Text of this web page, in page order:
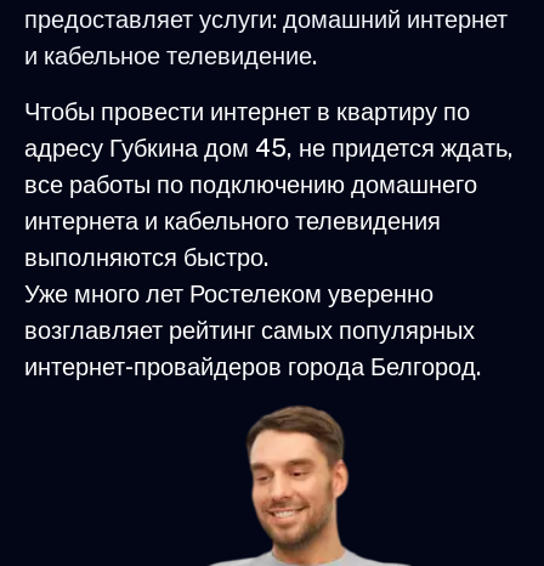
предоставляет услуги: домашний интернет
и кабельное телевидение.
Чтобы провести интернет в квартиру по
адресу Губкина дом 45, не придется ждать,
все работы по подключению домашнего
интернета и кабельного телевидения
выполняются быстро.
Уже много лет Ростелеком уверенно
возглавляет рейтинг самых популярных
интернет-провайдеров города Белгород.